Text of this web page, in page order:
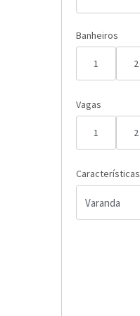
Banheiros
1 2
Vagas
1 2
Características